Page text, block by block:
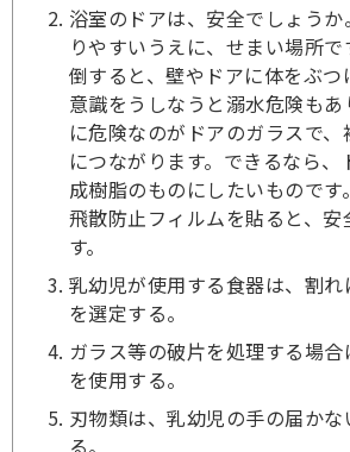
浴室のドアは、安全でしょう
りやすいうえに、せまい場所
倒すると、壁やドアに体をぶつ
意識をうしなうと溺水危険も
に危険なのがドアのガラスで
につながります。できるなら
成樹脂のものにしたいものです
飛散防止フィルムを貼ると、安
す。
乳幼児が使用する食器は、割
を選定する。
ガラス等の破片を処理する場
を使用する。
刃物類は、乳幼児の手の届か
る。